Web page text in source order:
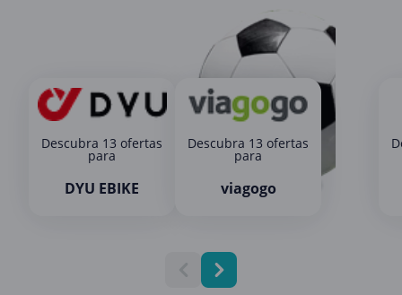
Descubra 13 ofertas
para
DYU EBIKE
Descubra 13 ofertas
para
viagogo